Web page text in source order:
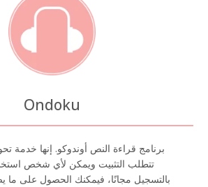
Ondoku
برنامج قراءة النص أوندوكو. إنها خدمة
تتطلب التثبيت ويمكن لأي شخص